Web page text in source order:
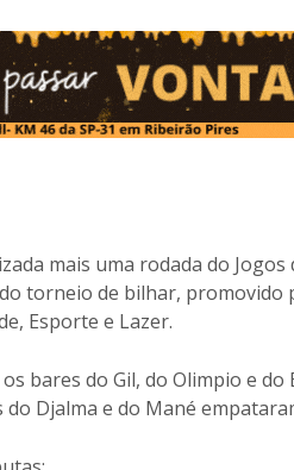
mais uma rodada do Jogos
torneio de bilhar, promovido
Esporte e Lazer.
bares do Gil, do Olimpio e
Djalma e do Mané